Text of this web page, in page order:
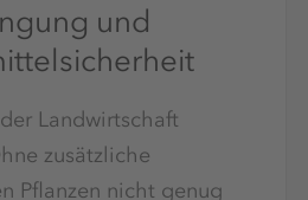
und
Landwirtschaft
zusätzliche
Pflanzen nicht genug